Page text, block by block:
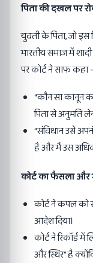
पिता की दखल पर
युवती के पिता, जो
भारतीय समाज में
पर कोर्ट ने साफ कहा
“कौन सा कानून
पिता से अनुमति
“संविधान उसे
है और मैं उस
कोर्ट का फैसला और
कोर्ट ने कपल को
आदेश दिया।
कोर्ट ने रिकॉर्ड में
और स्थिर” है